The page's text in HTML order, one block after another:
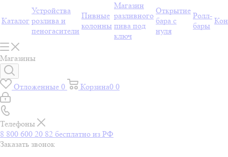
Каталог
Устройства
розлива и
пеногасители
Пивные
колонны
Магазин
разливного
пива под
ключ
Открытие
бара с
нуля
Ролл-
бары
Магазины
Отложенные 0 Корзина0 0
Телефоны
8 800 600 20 82 бесплатно из РФ
Заказать звонок